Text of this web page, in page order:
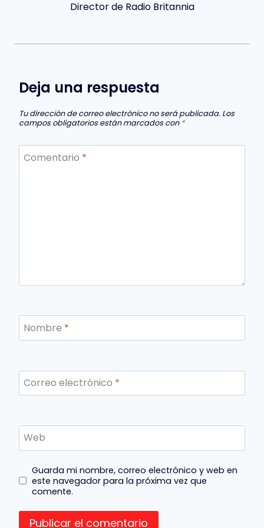
Director de Radio Britannia
Deja una respuesta
Tu dirección de correo electrónico no será publicada. Los
campos obligatorios están marcados con *
Comentario *
Nombre *
Correo electrónico *
Web
Guarda mi nombre, correo electrónico y web en
este navegador para la próxima vez que
comente.